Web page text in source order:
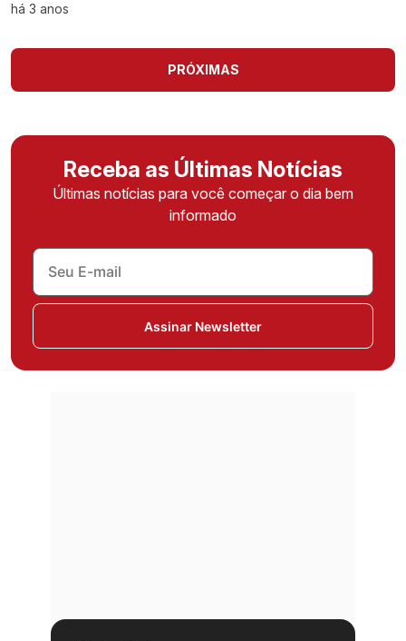
há 3 anos
PRÓXIMAS
Receba as Últimas Notícias
Últimas notícias para você começar o dia bem
informado
Assinar Newsletter